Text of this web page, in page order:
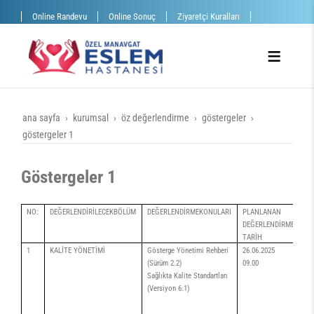
Online Randevu Online Sonuç Ziyaretçi Kuralları
ana sayfa kurumsal öz değerlendirme
göstergeler
göstergeler 1
Göstergeler 1
NO: DEĞERLENDİRİLECEKBÖLÜM DEĞERLENDİRMEKONULARI
PLANLANAN
DEĞERLENDİRME
TARİH
1
KALİTE YÖNETİMİ
Gösterge Yönetimi Rehberi
(Sürüm 2.2)
Sağlıkta Kalite Standartları
(Versiyon 6.1)
26.06.2025
09.00